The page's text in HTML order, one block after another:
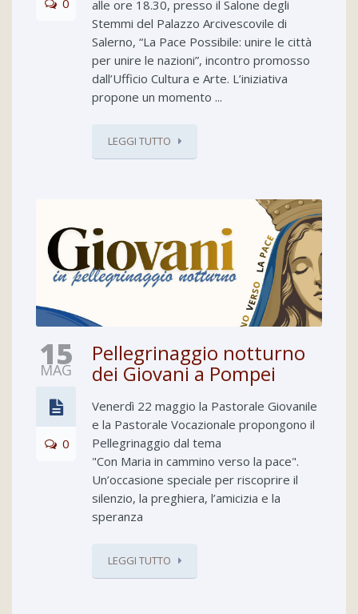
alle ore 18.30, presso il Salone degli
Stemmi del Palazzo Arcivescovile di
Salerno, “La Pace Possibile: unire le città
per unire le nazioni”, incontro promosso
dall’Ufficio Cultura e Arte. L’iniziativa
propone un momento ...
LEGGI TUTTO
15
MAG
0
Pellegrinaggio notturno
dei Giovani a Pompei
Venerdì 22 maggio la Pastorale Giovanile
e la Pastorale Vocazionale propongono il
Pellegrinaggio dal tema
"Con Maria in cammino verso la pace".
Un’occasione speciale per riscoprire il
silenzio, la preghiera, l’amicizia e la
speranza
LEGGI TUTTO